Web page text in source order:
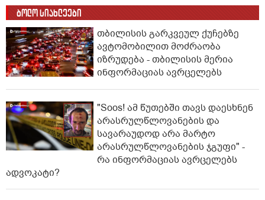
ბოლო სიახლეები
თბილისის გარკვეულ ქუჩებზე
ავტომობილით მოძრაობა
იზრუდება - თბილისის მერია
ინფორმაციას ავრცელებს
"Soos! ამ წუთებში თავს დაესხნენ
არასრულწლოვანების და
სავარაუდოდ არა მარტო
არასრულწლოვანების ჯგუფი" -
რა ინფორმაციას ავრცელებს
ადვოკატი?